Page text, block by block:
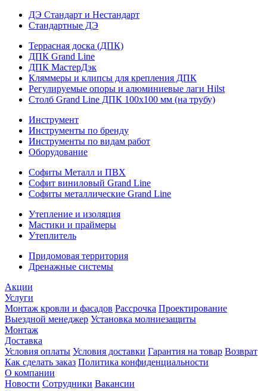
ДЭ Стандарт и Нестандарт
Стандартные ДЭ
Террасная доска (ДПК)
ДПК Grand Line
ДПК МастерДэк
Кляммеры и клипсы для крепления ДПК
Регулируемые опоры и алюминиевые лаги Hilst
Столб Grand Line ДПК 100х100 мм (на трубу)
Инструмент
Инструменты по бренду
Инструменты по видам работ
Оборудование
Софиты Металл и ПВХ
Софит виниловый Grand Line
Софиты металлические Grand Line
Утепление и изоляция
Мастики и праймеры
Утеплитель
Придомовая территория
Дренажные системы
Акции
Услуги
Монтаж кровли и фасадов Рассрочка Проектирование
Выездной менеджер Установка молниезащиты
Монтаж
Доставка
Условия оплаты Условия доставки Гарантия на товар Возврат
Как сделать заказ Политика конфиденциальности
О компании
Новости Сотрудники Вакансии